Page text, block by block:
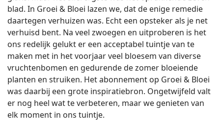
blad. In Groei & Bloei lazen we, dat de enige re­me­die
daar­te­gen ver­hui­zen was. Echt een op­ste­ker als je net
ver­huisd bent. Na veel zwoe­gen en uit­pro­be­ren is het
ons re­de­lijk ge­lukt er een ac­cep­ta­bel tuin­tje van te
maken met in het voor­jaar veel bloe­sem van di­ver­se
vruch­ten­bo­men en ge­du­ren­de de zomer bloei­en­de
plan­ten en strui­ken. Het abon­ne­ment op Groei & Bloei
was daar­bij een grote in­spi­ra­tie­bron. On­ge­twij­feld valt
er nog heel wat te ver­be­te­ren, maar we ge­nie­ten van
elk mo­ment in ons tuin­tje.